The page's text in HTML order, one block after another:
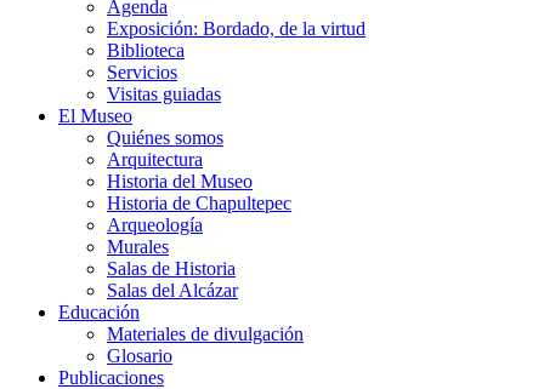
Agenda
Exposición: Bordado, de la virtud
Biblioteca
Servicios
Visitas guiadas
El Museo
Quiénes somos
Arquitectura
Historia del Museo
Historia de Chapultepec
Arqueología
Murales
Salas de Historia
Salas del Alcázar
Educación
Materiales de divulgación
Glosario
Publicaciones